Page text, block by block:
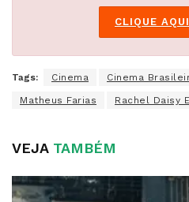
CLIQUE
Tags: Cinema Cinema
Matheus Farias Rachel Daisy
VEJATAMBÉM